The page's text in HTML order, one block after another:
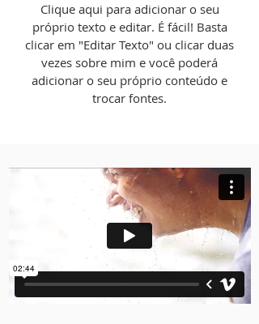
Clique aqui para adicionar o seu
próprio texto e editar. É fácil! Basta
clicar em "Editar Texto" ou clicar duas
vezes sobre mim e você poderá
adicionar o seu próprio conteúdo e
trocar fontes.